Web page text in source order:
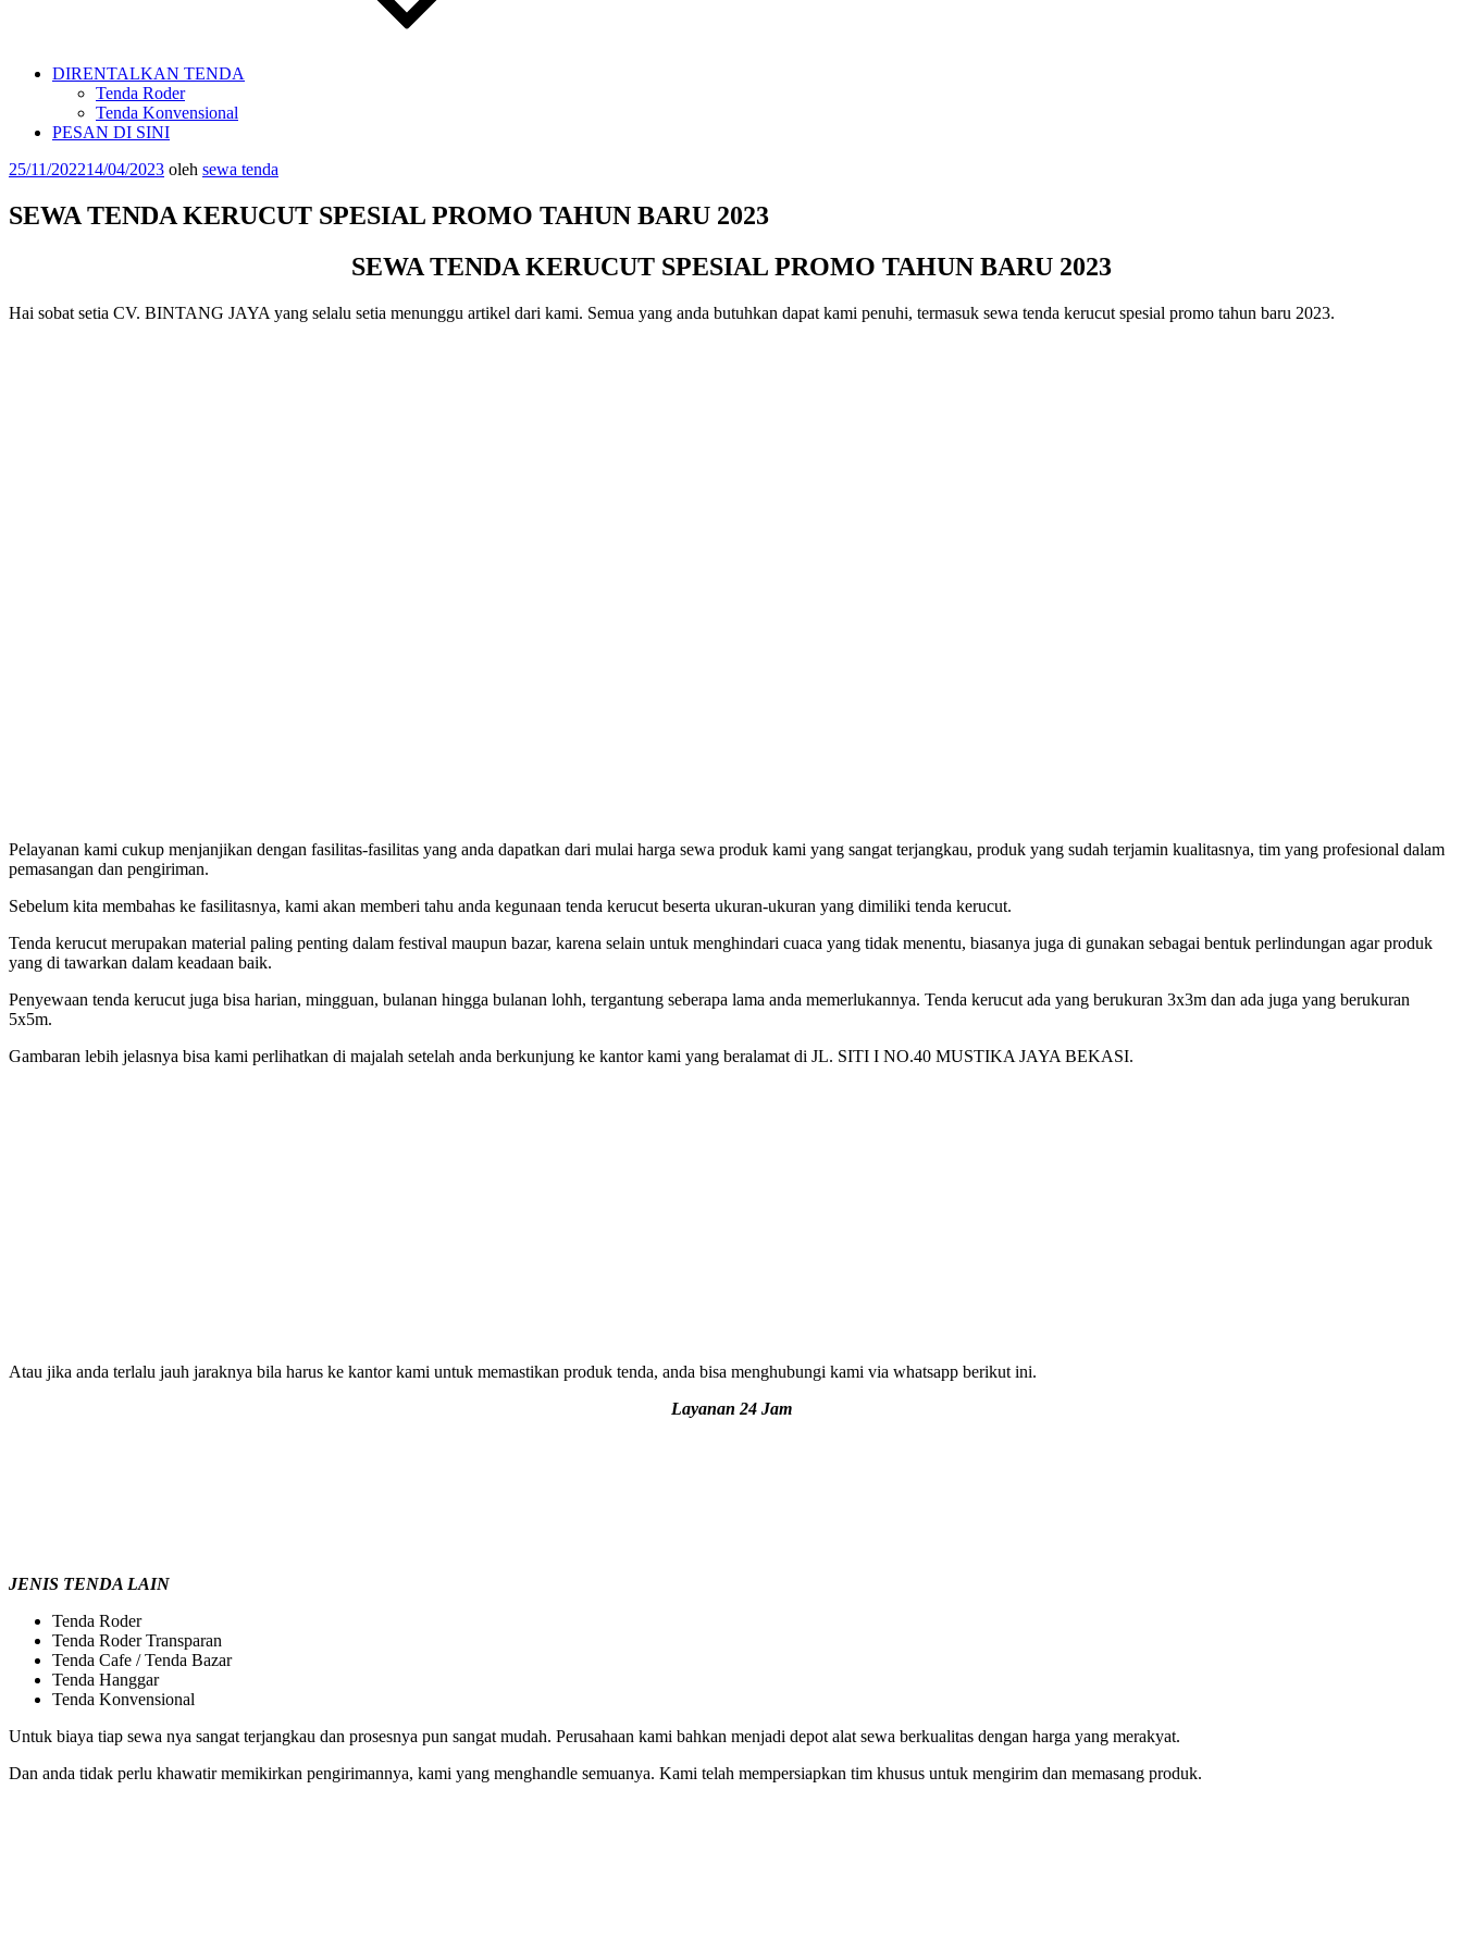
DIRENTALKAN TENDA
Tenda Roder
Tenda Konvensional
PESAN DI SINI
Diposkan
25/11/202214/04/2023 oleh sewa tenda
SEWA TENDA KERUCUT SPESIAL PROMO TAHUN BARU 2023
SEWA TENDA KERUCUT SPESIAL PROMO TAHUN BARU 2023
Hai sobat setia CV. BINTANG JAYA yang selalu setia menunggu artikel dari kami. Semua yang anda butuhkan dapat kami penuhi, termasuk sewa tenda kerucut spesial promo tahun baru 2023.
Pelayanan kami cukup menjanjikan dengan fasilitas-fasilitas yang anda dapatkan dari mulai harga sewa produk kami yang sangat terjangkau, produk yang sudah terjamin kualitasnya, tim yang profesional dalam
pemasangan dan pengiriman.
Sebelum kita membahas ke fasilitasnya, kami akan memberi tahu anda kegunaan tenda kerucut beserta ukuran-ukuran yang dimiliki tenda kerucut.
Tenda kerucut merupakan material paling penting dalam festival maupun bazar, karena selain untuk menghindari cuaca yang tidak menentu, biasanya juga di gunakan sebagai bentuk perlindungan agar produk
yang di tawarkan dalam keadaan baik.
Penyewaan tenda kerucut juga bisa harian, mingguan, bulanan hingga bulanan lohh, tergantung seberapa lama anda memerlukannya. Tenda kerucut ada yang berukuran 3x3m dan ada juga yang berukuran
5x5m.
Gambaran lebih jelasnya bisa kami perlihatkan di majalah setelah anda berkunjung ke kantor kami yang beralamat di JL. SITI I NO.40 MUSTIKA JAYA BEKASI.
Atau jika anda terlalu jauh jaraknya bila harus ke kantor kami untuk memastikan produk tenda, anda bisa menghubungi kami via whatsapp berikut ini.
Layanan 24 Jam
JENIS TENDA LAIN
Tenda Roder
Tenda Roder Transparan
Tenda Cafe / Tenda Bazar
Tenda Hanggar
Tenda Konvensional
Untuk biaya tiap sewa nya sangat terjangkau dan prosesnya pun sangat mudah. Perusahaan kami bahkan menjadi depot alat sewa berkualitas dengan harga yang merakyat.
Dan anda tidak perlu khawatir memikirkan pengirimannya, kami yang menghandle semuanya. Kami telah mempersiapkan tim khusus untuk mengirim dan memasang produk.